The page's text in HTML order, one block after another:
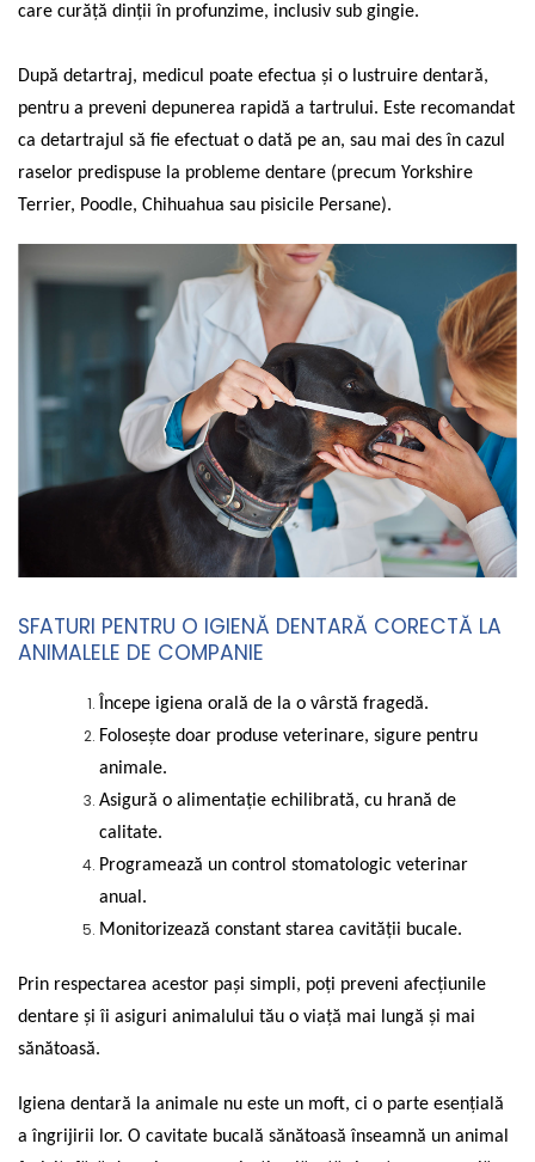
care curăță dinții în profunzime, inclusiv sub gingie.
După detartraj, medicul poate efectua și o lustruire dentară,
pentru a preveni depunerea rapidă a tartrului. Este recomandat
ca detartrajul să fie efectuat o dată pe an, sau mai des în cazul
raselor predispuse la probleme dentare (precum Yorkshire
Terrier, Poodle, Chihuahua sau pisicile Persane).
SFATURI PENTRU O IGIENĂ DENTARĂ CORECTĂ LA
ANIMALELE DE COMPANIE
Începe igiena orală de la o vârstă fragedă.
Folosește doar produse veterinare, sigure pentru
animale.
Asigură o alimentație echilibrată, cu hrană de
calitate.
Programează un control stomatologic veterinar
anual.
Monitorizează constant starea cavității bucale.
Prin respectarea acestor pași simpli, poți preveni afecțiunile
dentare și îi asiguri animalului tău o viață mai lungă și mai
sănătoasă.
Igiena dentară la animale nu este un moft, ci o parte esențială
a îngrijirii lor. O cavitate bucală sănătoasă înseamnă un animal